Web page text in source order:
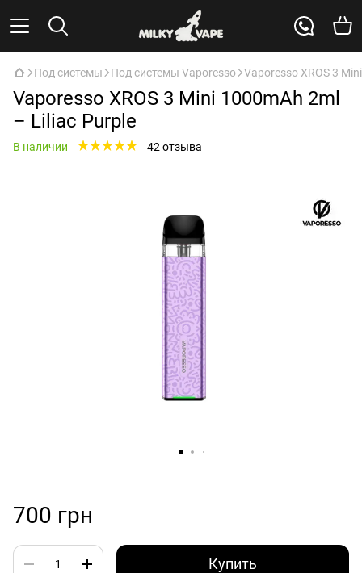
Под системы Под системы Vaporesso Vaporesso XROS 3
Vaporesso XROS 3 Mini 1000mAh 2ml
– Liliac Purple
В наличии 42 отзыва
700 грн
Купить